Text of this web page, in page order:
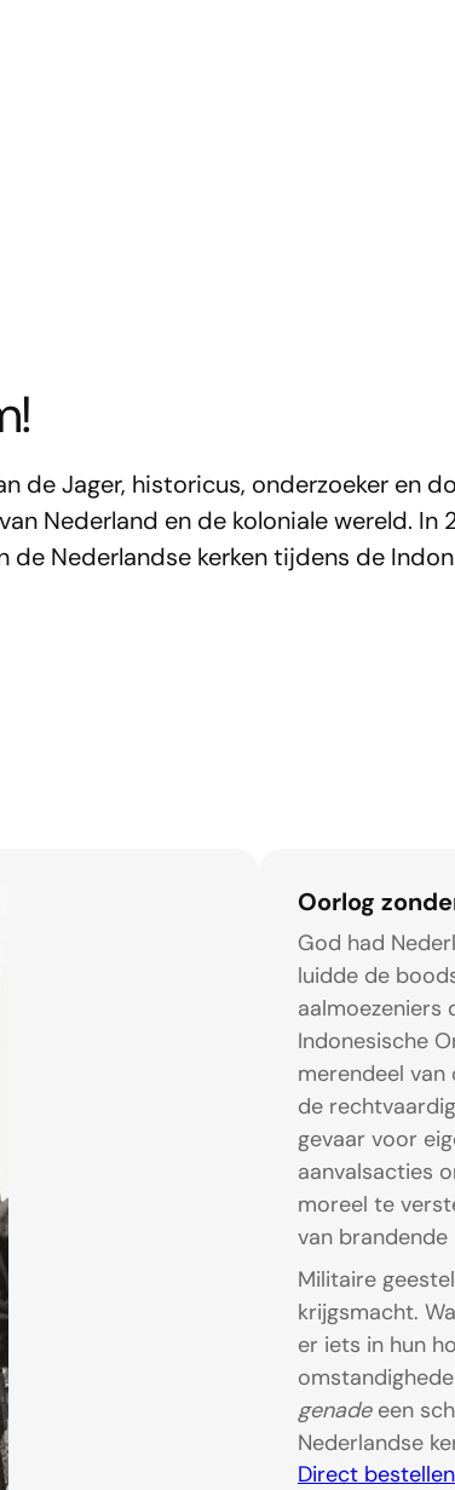
de Jager, historicus, onderzoeker en
Nederland en de koloniale wereld.
de Nederlandse kerken tijdens de
Oorlog
God had
luidde de
aalmoezeniers
Indonesische
merendeel van
de
gevaar voor
aanvalsacties
moreel te
van brandende
Militaire
krijgsmacht.
er iets in hun
genadeeen
Nederlandse
Direct bestellen